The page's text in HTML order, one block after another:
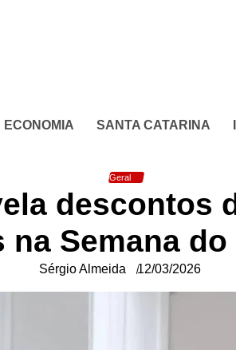
ECONOMIA SANTA CATARINA
Geral
descontos
na Semana
Sérgio Almeida 12/03/2026